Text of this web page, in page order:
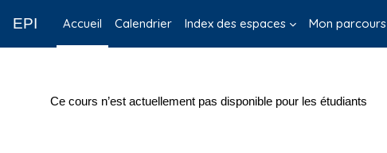
EPI Accueil Calendrier Index des espaces Mon parcours
Ce cours n’est actuellement pas disponible pour les étudiants